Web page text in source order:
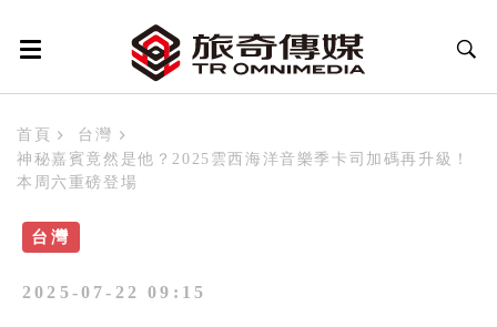
首頁
台灣
神秘嘉賓竟然是他？2025雲西海洋音樂季卡司加碼再升級！
本周六重磅登場
台灣
2025-07-22 09:15